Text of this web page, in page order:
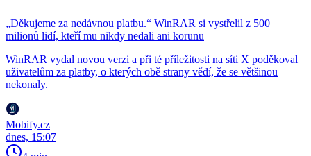
„Děkujeme za nedávnou platbu.“ WinRAR si vystřelil z 500
milionů lidí, kteří mu nikdy nedali ani korunu
WinRAR vydal novou verzi a při té příležitosti na síti X poděkoval
uživatelům za platby, o kterých obě strany vědí, že se většinou
nekonaly.
Mobify.cz
dnes, 15:07